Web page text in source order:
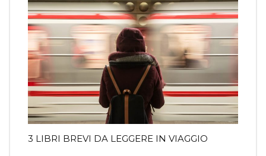
3 LIBRI BREVI DA LEGGERE IN VIAGGIO